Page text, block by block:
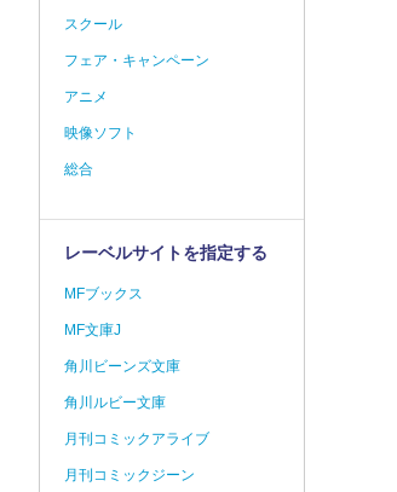
スクール
フェア・キャンペーン
アニメ
映像ソフト
総合
レーベルサイトを指定する
MFブックス
MF文庫J
角川ビーンズ文庫
角川ルビー文庫
月刊コミックアライブ
月刊コミックジーン